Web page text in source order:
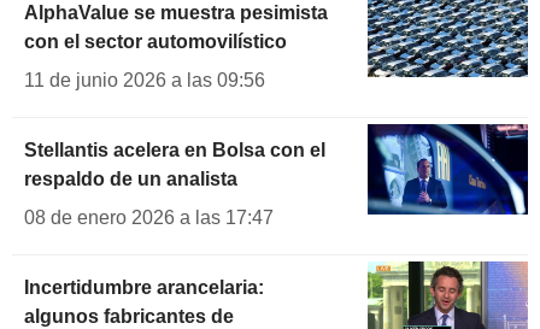
AlphaValue se muestra pesimista
con el sector automovilístico
11 de junio 2026 a las 09:56
Stellantis acelera en Bolsa con el
respaldo de un analista
08 de enero 2026 a las 17:47
Incertidumbre arancelaria:
algunos fabricantes de